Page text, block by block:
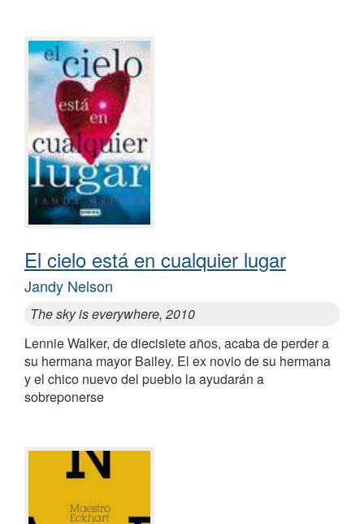
El cielo está en cualquier lugar
Jandy Nelson
The sky is everywhere, 2010
Lennie Walker, de diecisiete años, acaba de perder a
su hermana mayor Bailey. El ex novio de su hermana
y el chico nuevo del pueblo la ayudarán a
sobreponerse